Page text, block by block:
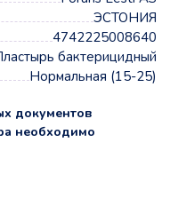
ЭСТОНИЯ
4742225008640
бактерицидный
Нормальная (15-25)
документов
необходимо